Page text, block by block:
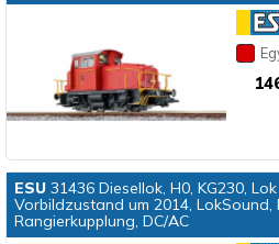
ESU31436 Diesellok, H0, KG230,
Vorbildzustand um 2014, LokSound,
Rangierkupplung, DC/AC